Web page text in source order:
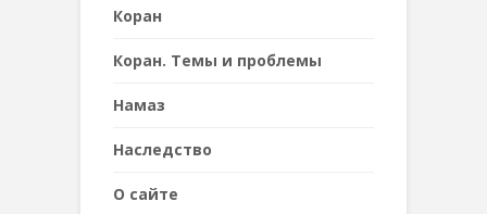
Коран
Коран. Темы и проблемы
Намаз
Наследствo
О сайте